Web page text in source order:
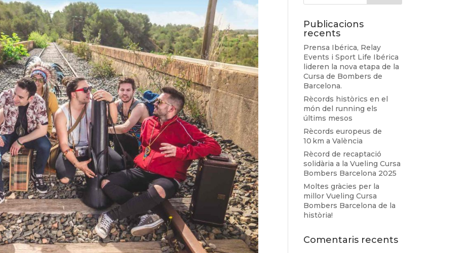
Publicacions
recents
Prensa Ibérica, Relay
Events i Sport Life Ibérica
lideren la nova etapa de la
Cursa de Bombers de
Barcelona.
Rècords històrics en el
món del running els
últims mesos
Rècords europeus de
10 km a València
Rècord de recaptació
solidària a la Vueling Cursa
Bombers Barcelona 2025
Moltes gràcies per la
millor Vueling Cursa
Bombers Barcelona de la
història!
Comentaris recents